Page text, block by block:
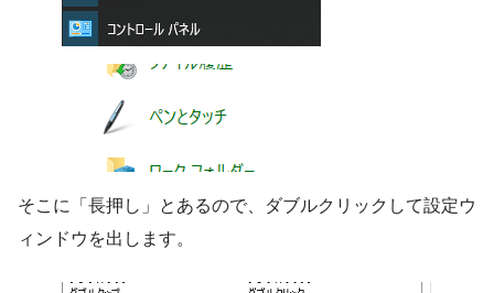
そこに「長押し」とあるので、ダブルクリックして設定ウ
ィンドウを出します。